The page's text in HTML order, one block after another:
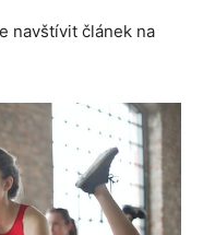
navštívit článek na